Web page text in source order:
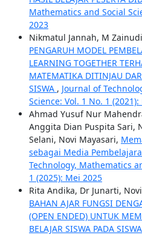
Mathematics and Social
2023
Nikmatul Jannah, M
PENGARUH MODEL
LEARNING TOGETHER
MATEMATIKA DITINJAU
SISWA , Journal of
Science: Vol. 1 No. 1
Ahmad Yusuf Nur
Anggita Dian Puspita Sari,
Selani, Novi Mayasari,
sebagai Media
Technology, Mathematics
1 (2025): Mei 2025
Rita Andika, Dr Junarti,
BAHAN AJAR FUNGSI
(OPEN ENDED) UNTUK
BELAJAR SISWA PADA